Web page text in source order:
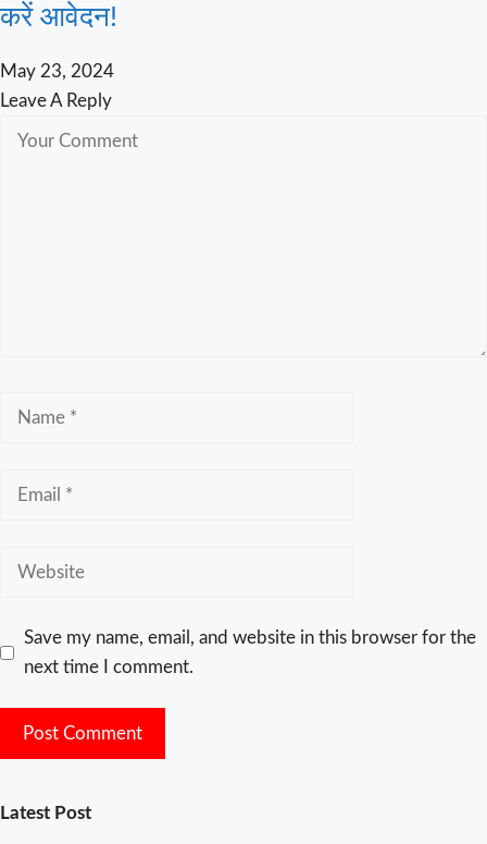
करें आवेदन!
May 23, 2024
Leave A Reply
Save my name, email, and website in this browser for the
next time I comment.
Latest Post